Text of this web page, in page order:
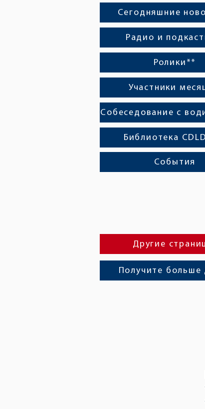
Сегодняшние
Радио и
Ролики**
Участники
Собеседование с
Библиотека
События
Другие
Получите больше